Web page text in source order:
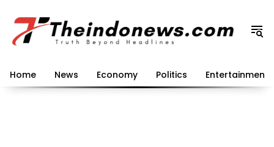
konten
Home News Economy Politics Entertainment